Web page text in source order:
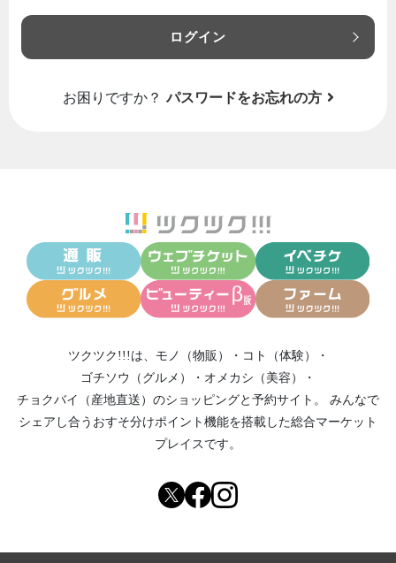
ログイン
お困りですか？ パスワードをお忘れの方
ツクツク!!!は、 モノ（物販） ・ コト（体験）
・
ゴチソウ（グルメ）
・ オメカシ（美容）
・
チョクバイ（産地直送） のショッピングと予約サイト。
みんなで
シェアし合う おすそ分けポイント機能を搭載した総合マーケット
プレイスです。